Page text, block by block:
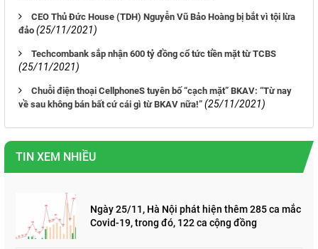
CEO Thủ Đức House (TDH) Nguyễn Vũ Bảo Hoàng bị bắt vì tội lừa
đảo (25/11/2021)
Techcombank sắp nhận 600 tỷ đồng cổ tức tiền mặt từ TCBS
(25/11/2021)
Chuỗi điện thoại CellphoneS tuyên bố “cạch mặt” BKAV: “Từ nay
về sau không bán bất cứ cái gì từ BKAV nữa!” (25/11/2021)
TIN XEM NHIỀU
Ngày 25/11, Hà Nội phát hiện thêm 285 ca mắc
Covid-19, trong đó, 122 ca cộng đồng